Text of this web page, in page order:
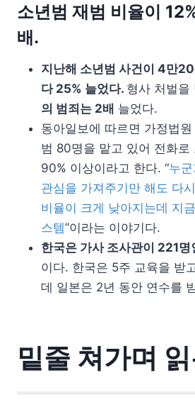
소년범 재범 비율이
배.
지난해 소년범 사건이 4만
다 25% 늘었다. 형사 처벌을
의 범죄는 2배 늘었다.
동아일보에 따르면 가정법
범 80명을 맡고 있어 전화로
90% 이상이라고 한다. “누
관심을 가져주기만 해도 다
비율이 크게 낮아지는데 지
스템”이라는 이야기다.
한국은 가사 조사관이 221
이다. 한국은 5주 교육을 받
데 일본은 2년 동안 연수를
밑줄 쳐가며